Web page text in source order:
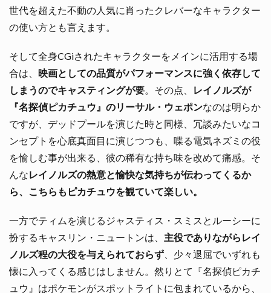
世代を超えた不動の人気に肖ったクレバーなキャラクター
の使い方とも言えます。
そして全身CGiされたキャラクターをメインに活用する場
合は、 映画としての品質がパフォーマンスに強く依存して
しまうのでキャスティングが要。その点、
レイノルズが
『名探偵ピカチュウ』のリーサル・ウェポンなのは明らか
ですが、デッドプールを演じた時と同様、冗談みたいなコ
ンセプトを心底真面目に演じつつも、喋る電気ネズミの役
を愉しむ事が出来る、彼の稀有な持ち味を改めて痛感。そ
んなレイノルズの熱意と愉快な気持ちが伝わってくるか
ら、こちらもピカチュウを観ていて楽しい。
一方でティムを演じるジャスティス・スミスとルーシーに
扮するキャスリン・ニュートンは、 主役でありながらレイ
ノルズ程の大役を与えられておらず 、少々退屈でいずれも
懐に入ってくる感じはしません。然りとて『名探偵ピカチ
ュウ』はポケモンがスポットライトに包まれているから、